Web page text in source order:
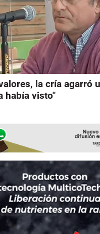
la cría agarró
había visto"